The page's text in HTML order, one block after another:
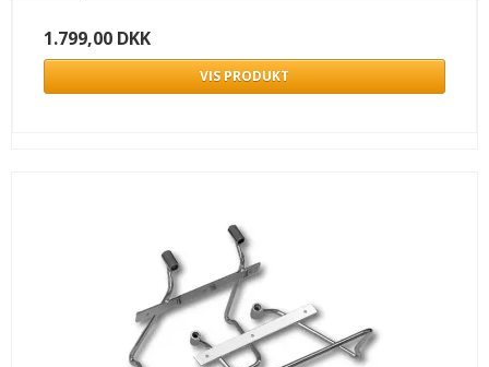
1.799,00 DKK
VIS PRODUKT